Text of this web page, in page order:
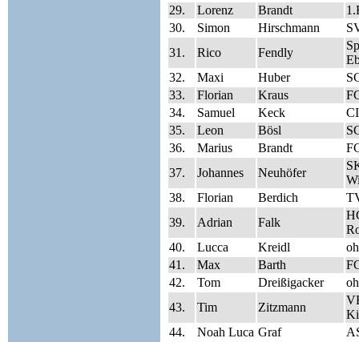
29.
Lorenz Brandt
30.
Simon Hirschmann
31.
Rico Fendly
32.
Maxi Huber
33.
Florian Kraus
34.
Samuel Keck
35.
Leon Bösl
36.
Marius Brandt
37.
Johannes Neuhöfer
38.
Florian Berdich
39.
Adrian Falk
40.
Lucca Kreidl
41.
Max Barth
42.
Tom Dreißigacker
43.
Tim Zitzmann
44.
Noah Luca Graf